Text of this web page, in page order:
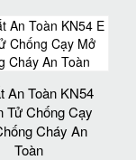
An Toàn KN54
Tử Chống Cạy
Cháy An
Toàn